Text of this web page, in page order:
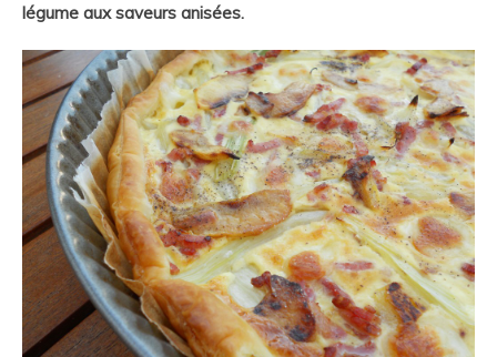
légume aux saveurs anisées.